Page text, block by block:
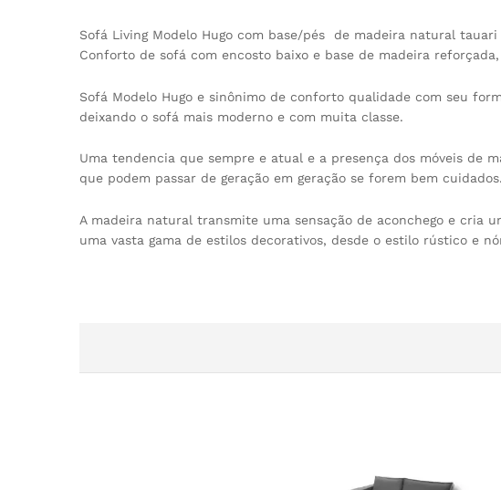
Sofá Living Modelo Hugo com base/pés de madeira natural
Conforto de sofá com encosto baixo e base de madeira
Sofá Modelo Hugo e sinônimo de conforto qualidade com seu
deixando o sofá mais moderno e com muita classe.
Uma tendencia que sempre e atual e a presença dos móveis de
que podem passar de geração em geração se forem bem cuidados.
A madeira natural transmite uma sensação de aconchego e cria
uma vasta gama de estilos decorativos, desde o estilo rústico e